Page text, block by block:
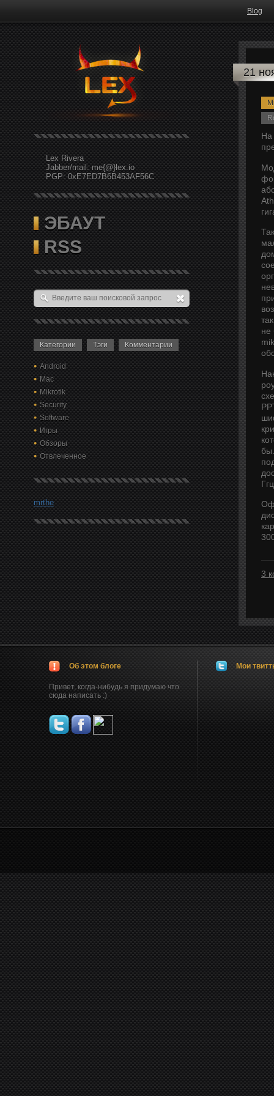
Blog
Lex Rivera
Jabber/mail: me{@}lex.io
PGP: 0xE7ED7B6B453AF56C
ЭБАУТ
RSS
Категории Тэги Комментарии
Android
Mac
Mikrotik
Security
Software
Игры
Обзоры
Отвлеченное
mrthe
21
На
не
3
Об этом блоге
Привет, когда-нибудь я придумаю что
сюда написать :)
Мои